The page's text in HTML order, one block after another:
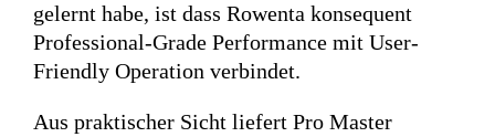
gelernt habe, ist dass Rowenta konsequent
Professional-Grade Performance mit User-
Friendly Operation verbindet.
Aus praktischer Sicht liefert Pro Master